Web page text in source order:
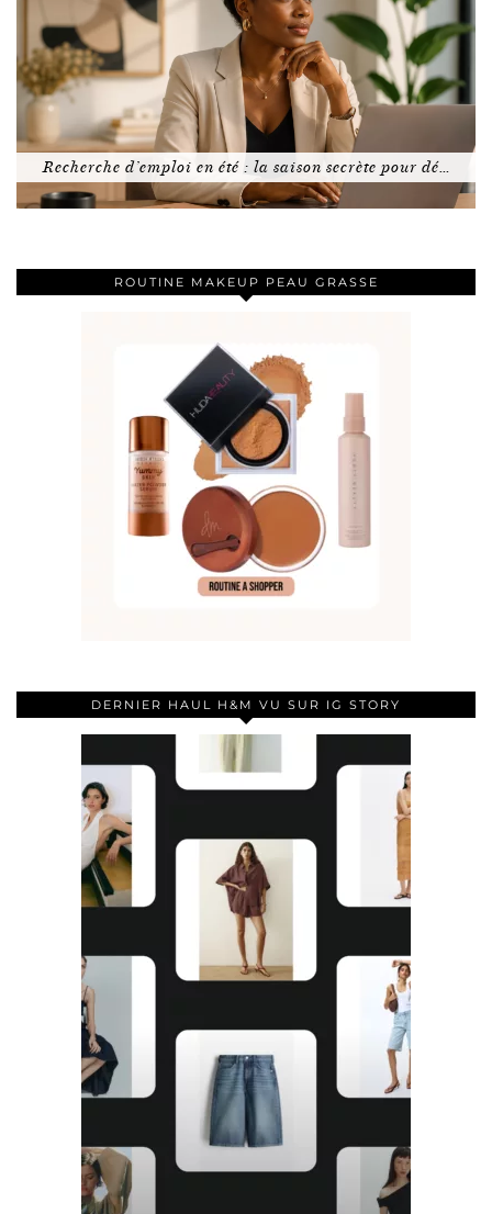
Recherche d’emploi en été : la saison secrète pour dé…
ROUTINE MAKEUP PEAU GRASSE
DERNIER HAUL H&M VU SUR IG STORY